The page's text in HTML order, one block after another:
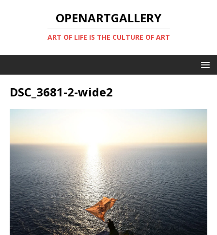
OPENARTGALLERY
ART OF LIFE IS THE CULTURE OF ART
DSC_3681-2-wide2